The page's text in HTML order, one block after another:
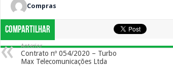
Compras
Compartilhar
Anterior
Contrato nº 054/2020 – Turbo
Max Telecomunicações Ltda